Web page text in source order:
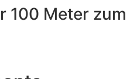
100 Meter zum